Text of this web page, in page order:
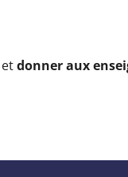
etdonner aux